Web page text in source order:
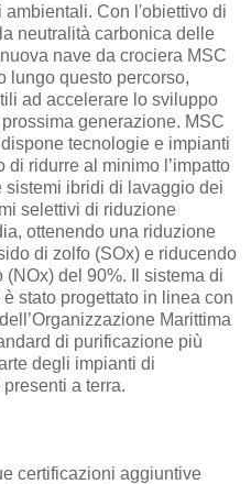
Con l'obiettivo di
neutralità carbonica delle
nave da crociera MSC
lungo questo percorso,
ad accelerare lo sviluppo
generazione. MSC
tecnologie e impianti
ridurre al minimo l’impatto
sistemi ibridi di lavaggio dei
selettivi di riduzione
ottenendo una riduzione
di zolfo (SOx) e riducendo
del 90%. Il sistema di
stato progettato in linea con
Marittima
di purificazione più
degli impianti di
a terra.
certificazioni aggiuntive